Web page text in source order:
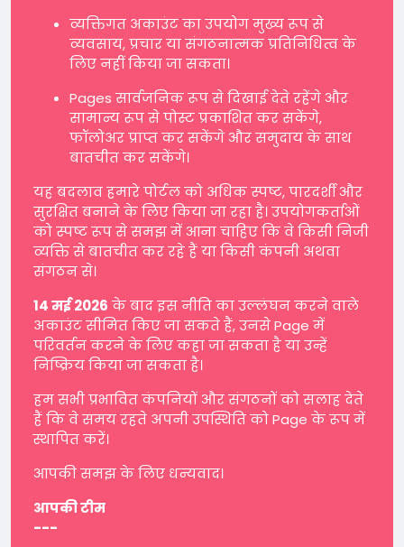
व्यक्तिगत अकाउंट का उपयोग मुख्य रूप से
व्यवसाय, प्रचार या संगठनात्मक प्रतिनिधित्व के
लिए नहीं किया जा सकता।
Pages सार्वजनिक रूप से दिखाई देते रहेंगे और
सामान्य रूप से पोस्ट प्रकाशित कर सकेंगे,
फॉलोअर प्राप्त कर सकेंगे और समुदाय के साथ
बातचीत कर सकेंगे।
यह बदलाव हमारे पोर्टल को अधिक स्पष्ट, पारदर्शी और
सुरक्षित बनाने के लिए किया जा रहा है। उपयोगकर्ताओं
को स्पष्ट रूप से समझ में आना चाहिए कि वे किसी निजी
व्यक्ति से बातचीत कर रहे हैं या किसी कंपनी अथवा
संगठन से।
14 मई 2026 के बाद इस नीति का उल्लंघन करने वाले
अकाउंट सीमित किए जा सकते हैं, उनसे Page में
परिवर्तन करने के लिए कहा जा सकता है या उन्हें
निष्क्रिय किया जा सकता है।
हम सभी प्रभावित कंपनियों और संगठनों को सलाह देते
हैं कि वे समय रहते अपनी उपस्थिति को Page के रूप में
स्थापित करें।
आपकी समझ के लिए धन्यवाद।
आपकी टीम
---